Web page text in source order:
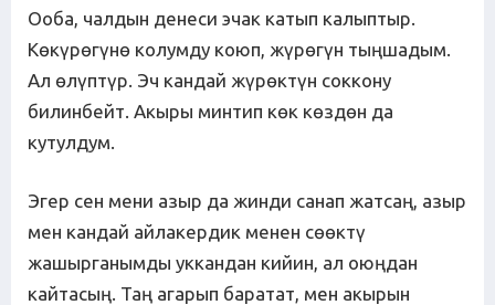
Ооба, чалдын денеси эчак катып калыптыр.
Көкүрөгүнө колумду коюп, жүрөгүн тыңшадым.
Ал өлүптүр. Эч кандай жүрөктүн соккону
билинбейт. Акыры минтип көк көздөн да
кутулдум.
Эгер сен мени азыр да жинди санап жатсаң, азыр
мен кандай айлакердик менен сөөктү
жашырганымды уккандан кийин, ал оюңдан
кайтасың. Таң агарып баратат, мен акырын